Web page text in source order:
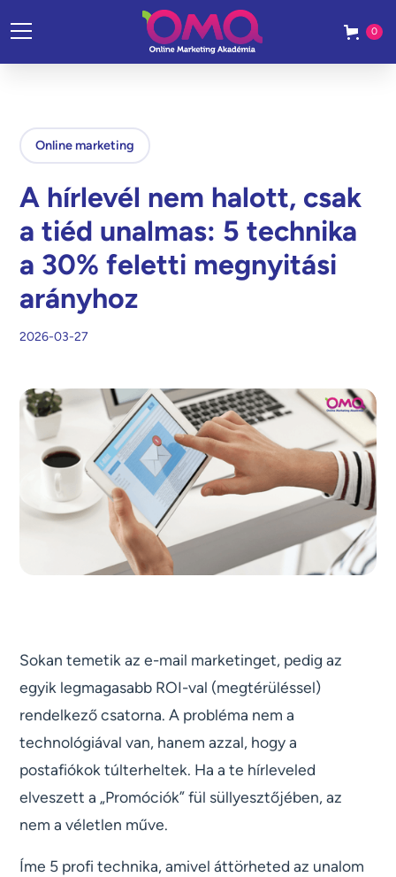
0
Online marketing
A hírlevél nem halott, csak
a tiéd unalmas: 5 technika
a 30% feletti megnyitási
arányhoz
2026-03-27
Sokan temetik az e-mail marketinget, pedig az
egyik legmagasabb ROI-val (megtérüléssel)
rendelkező csatorna. A probléma nem a
technológiával van, hanem azzal, hogy a
postafiókok túlterheltek. Ha a te hírleveled
elveszett a „Promóciók” fül süllyesztőjében, az
nem a véletlen műve.
Íme 5 profi technika, amivel áttörheted az unalom